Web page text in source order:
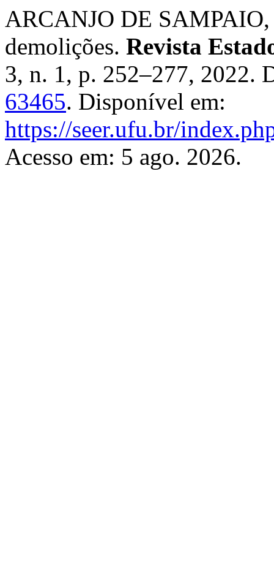
ARCANJO DE SAMPAIO,
demolições. Revista
3, n. 1, p. 252–277, 2022.
63465. Disponível em:
https://seer.ufu.br/
Acesso em: 5 ago. 2026.